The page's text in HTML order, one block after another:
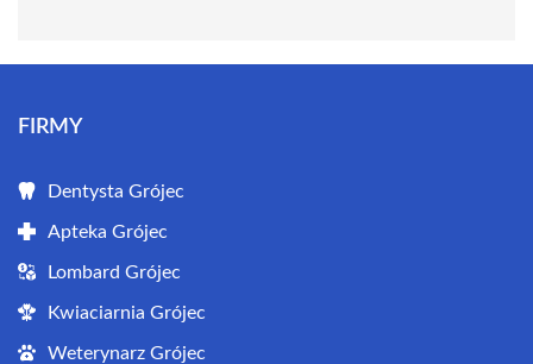
FIRMY
Dentysta Grójec
Apteka Grójec
Lombard Grójec
Kwiaciarnia Grójec
Weterynarz Grójec